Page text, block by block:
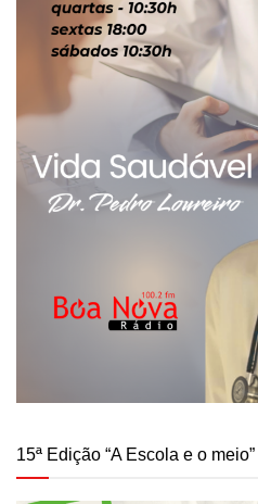
15ª Edição “A Escola e o meio”